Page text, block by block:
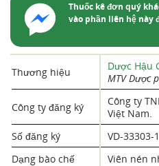
Thuốc kê đơn quý
vào phần liên hệ này
Thương hiệu Dược Hậu
MTV Dược
Công ty đăng ký
Công ty
Việt Nam.
Số đăng ký
VD-33303-
Dạng bào chế
Viên nén